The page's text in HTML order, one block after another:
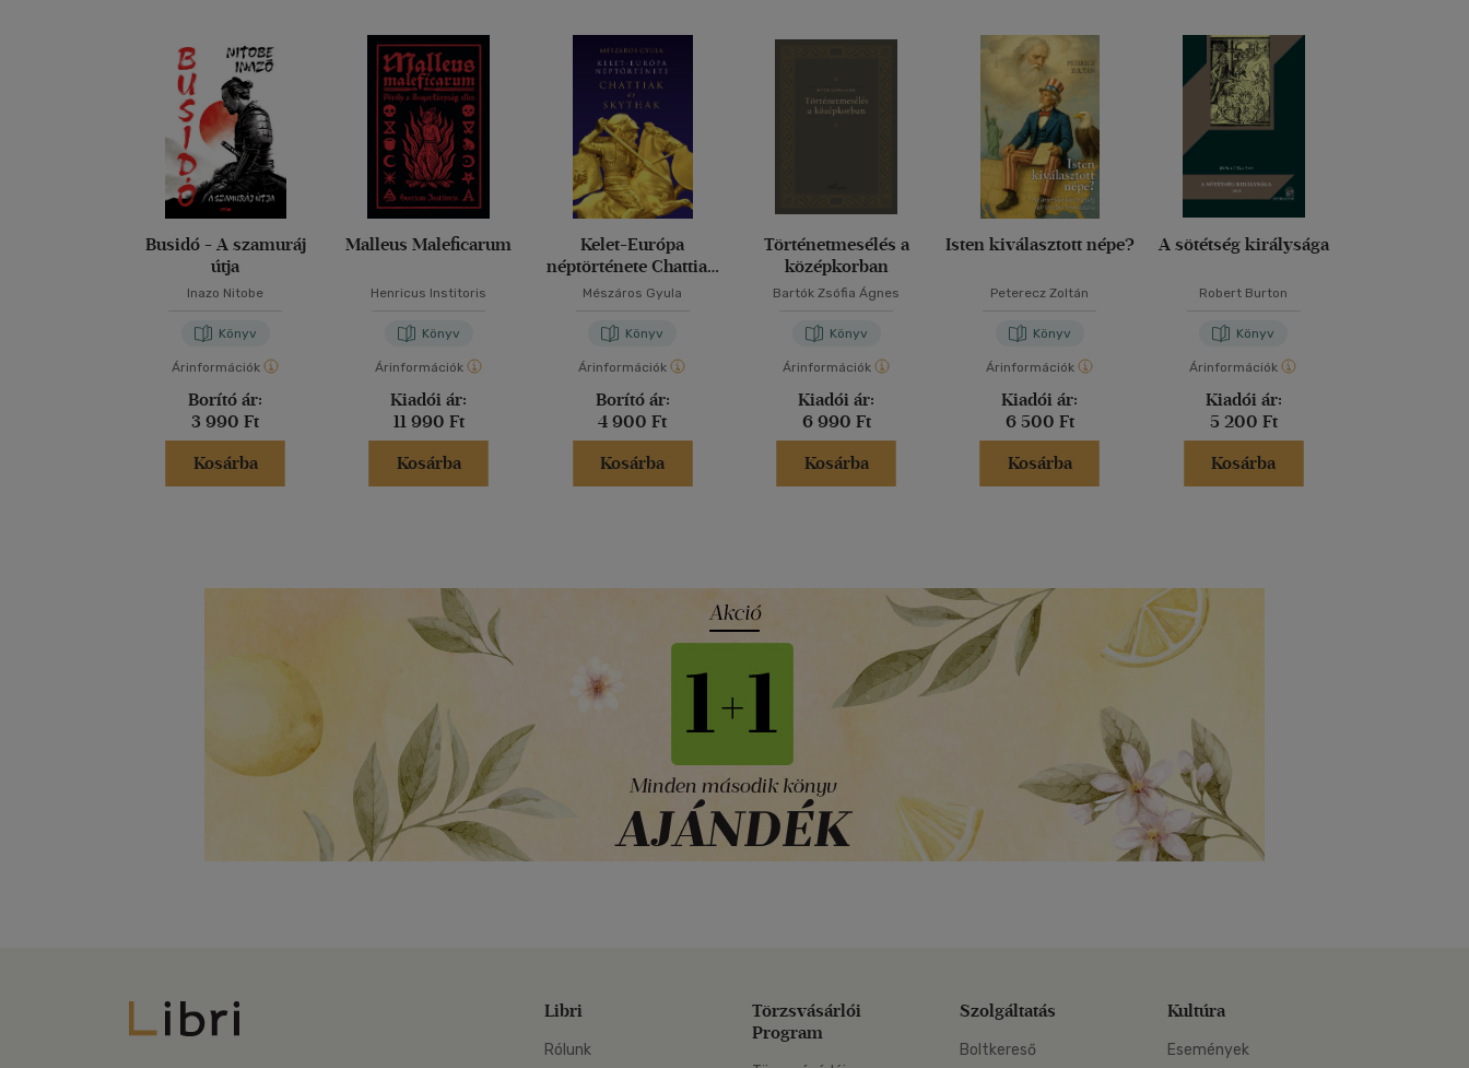
Busidó - A szamuráj
útja
Inazo Nitobe
Könyv
Árinformációk
Borító ár:
3 990 Ft
Kosárba
Malleus Maleficarum
Henricus Institoris
Könyv
Árinformációk
Kiadói ár:
11 990 Ft
Kosárba
Kelet-Európa
néptörténete Chattiak
és Skythák
Mészáros Gyula
Könyv
Árinformációk
Borító ár:
4 900 Ft
Kosárba
Történetmesélés a
középkorban
Bartók Zsófia Ágnes
Könyv
Árinformációk
Kiadói ár:
6 990 Ft
Kosárba
Isten kiválasztott népe?
Peterecz Zoltán
Könyv
Árinformációk
Kiadói ár:
6 500 Ft
Kosárba
A sötétség királysága
Robert Burton
Könyv
Árinformációk
Kiadói ár:
5 200 Ft
Kosárba
Libri Libri
Rólunk
Törzsvásárlói
Program
Szolgáltatás
Boltkereső
Kultúra
Események